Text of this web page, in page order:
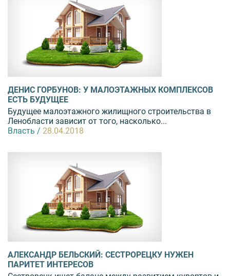
ДЕНИС ГОРБУНОВ: У МАЛОЭТАЖНЫХ КОМПЛЕКСОВ
ЕСТЬ БУДУЩЕЕ
Будущее малоэтажного жилищного строительства в
Ленобласти зависит от того, насколько...
Власть / 28.04.2018
АЛЕКСАНДР БЕЛЬСКИЙ: СЕСТРОРЕЦКУ НУЖЕН
ПАРИТЕТ ИНТЕРЕСОВ